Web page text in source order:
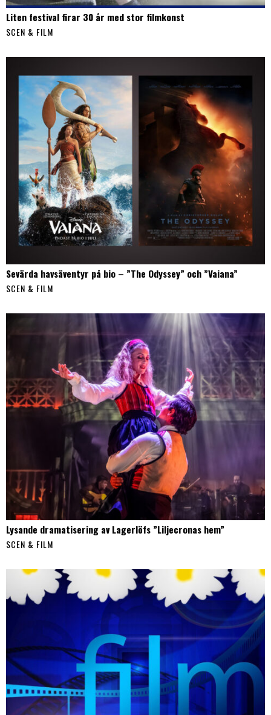
Liten festival firar 30 år med stor filmkonst
SCEN & FILM
Sevärda havsäventyr på bio – ”The Odyssey” och ”Vaiana”
SCEN & FILM
Lysande dramatisering av Lagerlöfs ”Liljecronas hem”
SCEN & FILM